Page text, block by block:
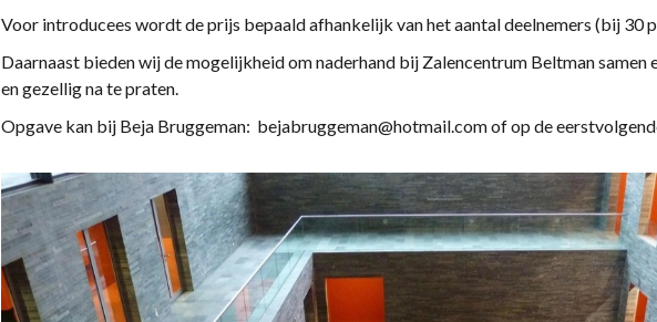
Voor introducees wordt de prijs bepaald afhankelijk van het aantal deelnemers (bij 30
Daarnaast bieden wij de mogelijkheid om naderhand bij Zalencentrum Beltman samen
en gezellig na te praten.
Opgave kan bij Beja Bruggeman: bejabruggeman@hotmail.com of op de